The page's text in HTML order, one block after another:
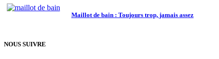
Maillot de bain : Toujours trop, jamais assez
NOUS SUIVRE